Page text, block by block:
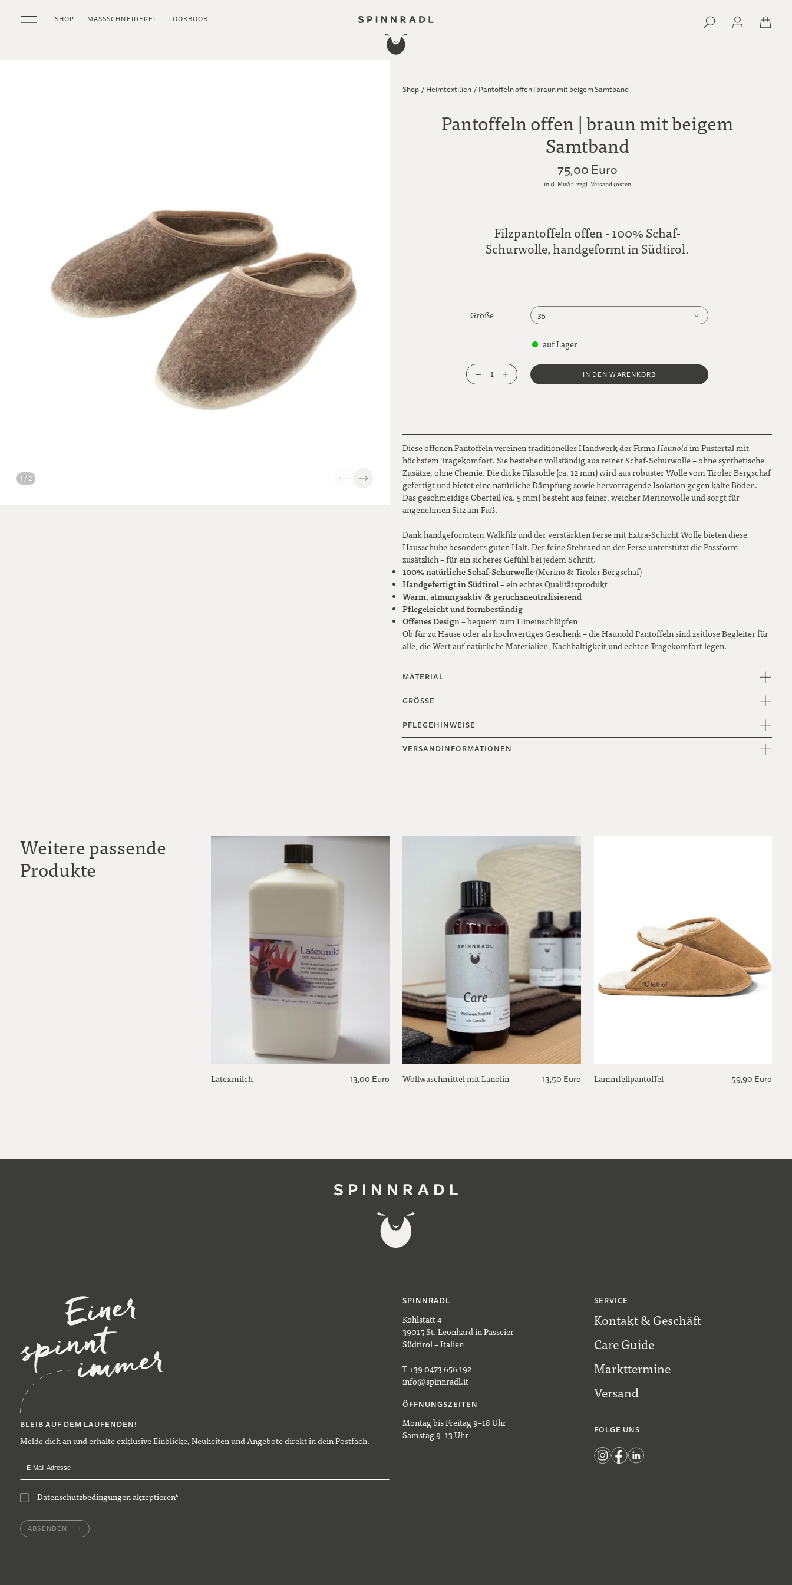
SHOP MASSSCHNEIDEREI LOOKBOOK
Shop / Heimtextilien / Pantoffeln offen | braun mit beigem Samtband
Pantoffeln offen | braun mit beigem
Samtband
75,00 Euro
inkl. MwSt. zzgl. Versandkosten
Filzpantoffeln offen - 100% Schaf-
Schurwolle, handgeformt in Südtirol.
Größe
35
37
39
41
42
44
45
46
47
48
auf Lager
1 IN DEN WARENKORB
Diese offenen Pantoffeln vereinen traditionelles Handwerk der Firma Haunoldim Pustertal mit
höchstem Tragekomfort. Sie bestehen vollständig aus reiner Schaf-Schurwolle – ohne synthetische
Zusätze, ohne Chemie. Die dicke Filzsohle (ca. 12 mm) wird aus robuster Wolle vom Tiroler Bergschaf
gefertigt und bietet eine natürliche Dämpfung sowie hervorragende Isolation gegen kalte Böden.
Das geschmeidige Oberteil (ca. 5 mm) besteht aus feiner, weicher Merinowolle und sorgt für
angenehmen Sitz am Fuß.
Dank handgeformtem Walkfilz und der verstärkten Ferse mit Extra-Schicht Wolle bieten diese
Hausschuhe besonders guten Halt. Der feine Stehrand an der Ferse unterstützt die Passform
zusätzlich – für ein sicheres Gefühl bei jedem Schritt.
100% natürliche Schaf-Schurwolle (Merino & Tiroler Bergschaf)
Handgefertigt in Südtirol – ein echtes Qualitätsprodukt
Warm, atmungsaktiv & geruchsneutralisierend
Pflegeleicht und formbeständig
Offenes Design – bequem zum Hineinschlüpfen
Ob für zu Hause oder als hochwertiges Geschenk – die Haunold Pantoffeln sind zeitlose Begleiter für
alle, die Wert auf natürliche Materialien, Nachhaltigkeit und echten Tragekomfort legen.
MATERIAL
GRÖSSE
PFLEGEHINWEISE
VERSANDINFORMATIONEN
Weitere passende
Produkte
Latexmilch 13,00 Euro Wollwaschmittel mit Lanolin 13,50 Euro Lammfellpantoffel 59,90 Euro
BLEIB AUF DEM LAUFENDEN!
Melde dich an und erhalte exklusive Einblicke, Neuheiten und Angebote direkt in dein Postfach.
Datenschutzbedingungen akzeptieren*
ABSENDEN
SPINNRADL
Kohlstatt 4
39015 St. Leonhard in Passeier
Südtirol – Italien
T +39 0473 656 192
info@spinnradl.it
ÖFFNUNGSZEITEN
Montag bis Freitag 9–18 Uhr
Samstag 9–13 Uhr
SERVICE
Kontakt & Geschäft
Care Guide
Markttermine
Versand
FOLGE UNS
1 / 2